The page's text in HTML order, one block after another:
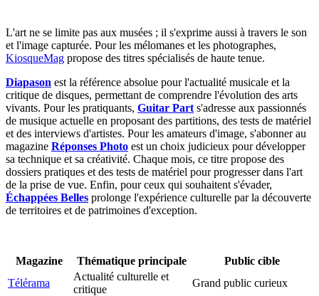
L'art ne se limite pas aux musées ; il s'exprime aussi à travers le son
et l'image capturée. Pour les mélomanes et les photographes,
KiosqueMag propose des titres spécialisés de haute tenue.
Diapason est la référence absolue pour l'actualité musicale et la
critique de disques, permettant de comprendre l'évolution des arts
vivants. Pour les pratiquants, Guitar Part s'adresse aux passionnés
de musique actuelle en proposant des partitions, des tests de matériel
et des interviews d'artistes. Pour les amateurs d'image, s'abonner au
magazine Réponses Photo est un choix judicieux pour développer
sa technique et sa créativité. Chaque mois, ce titre propose des
dossiers pratiques et des tests de matériel pour progresser dans l'art
de la prise de vue. Enfin, pour ceux qui souhaitent s'évader,
Échappées Belles prolonge l'expérience culturelle par la découverte
de territoires et de patrimoines d'exception.
Magazine Thématique principale
Public cible
Télérama
Actualité culturelle et
critique
Grand public curieux